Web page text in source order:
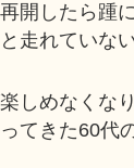
開したら踵
走れていな
しめなくな
てきた60代